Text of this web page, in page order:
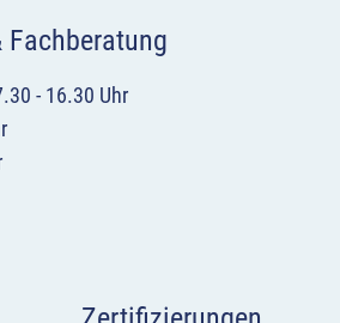
- 16.30 Uhr